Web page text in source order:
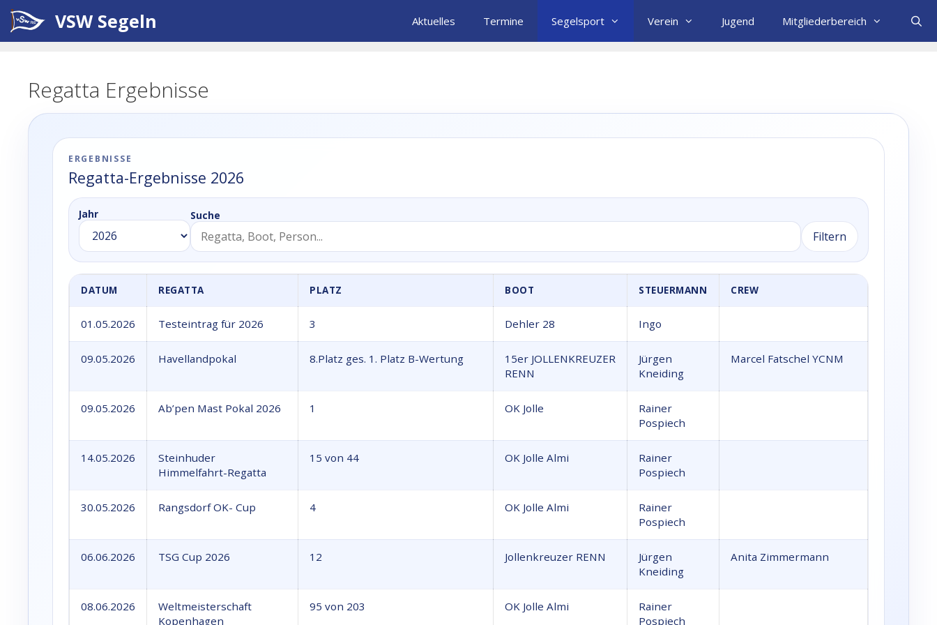
Zum
Inhalt
springen
VSW Segeln Aktuelles Termine Segelsport Verein Jugend Mitgliederbereich
Regatta Ergebnisse
ERGEBNISSE
Regatta-Ergebnisse 2026
Jahr Suche
Filtern
DATUM REGATTA PLATZ BOOT STEUERMANN CREW
01.05.2026 Testeintrag für 2026 3 Dehler 28 Ingo
09.05.2026 Havellandpokal 8.Platz ges. 1. Platz B-Wertung
15er JOLLENKREUZER
RENN
Jürgen
Kneiding
Marcel Fatschel YCNM
09.05.2026 Ab’pen Mast Pokal 2026 1 OK Jolle
Rainer
Pospiech
14.05.2026
Steinhuder
Himmelfahrt-Regatta
15 von 44 OK Jolle Almi
Rainer
Pospiech
30.05.2026 Rangsdorf OK- Cup 4 OK Jolle Almi
Rainer
Pospiech
06.06.2026 TSG Cup 2026 12 Jollenkreuzer RENN
Jürgen
Kneiding
Anita Zimmermann
08.06.2026
Weltmeisterschaft
Kopenhagen
95 von 203 OK Jolle Almi
Rainer
Pospiech